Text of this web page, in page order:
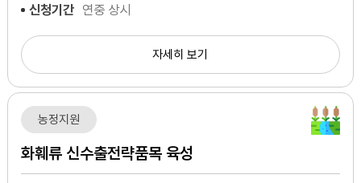
신청기간 연중 상시
자세히 보기
농정지원
화훼류 신수출전략품목 육성